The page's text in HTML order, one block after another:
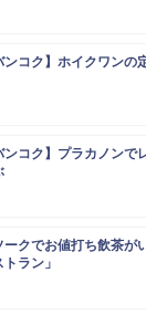
ンコク】ホイクワンの
ンコク】プラカノンで
ークでお値打ち飲茶が
トラン」